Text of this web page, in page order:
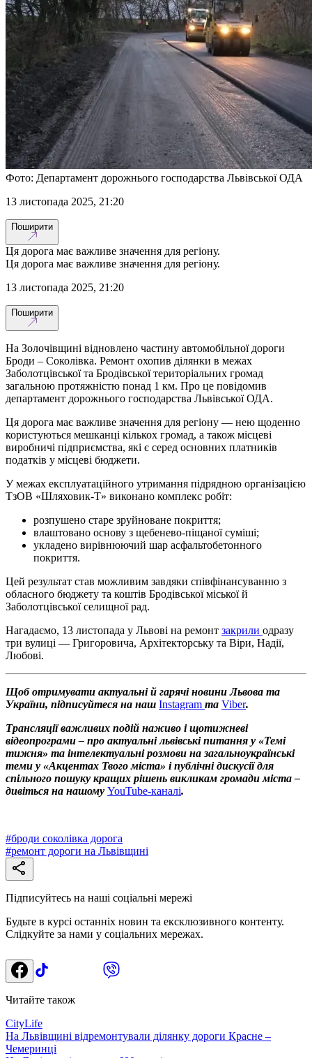
Фото: Департамент дорожнього господарства Львівської ОДА
13 листопада 2025, 21:20
Поширити
Ця дорога має важливе значення для регіону.
Ця дорога має важливе значення для регіону.
13 листопада 2025, 21:20
Поширити
На Золочівщині відновлено частину автомобільної дороги
Броди – Соколівка. Ремонт охопив ділянки в межах
Заболотцівської та Бродівської територіальних громад
загальною протяжністю понад 1 км. Про це повідомив
департамент дорожнього господарства Львівської ОДА.
Ця дорога має важливе значення для регіону — нею щоденно
користуються мешканці кількох громад, а також місцеві
виробничі підприємства, які є серед основних платників
податків у місцеві бюджети.
У межах експлуатаційного утримання підрядною організацією
ТзОВ «Шляховик-Т» виконано комплекс робіт:
розпушено старе зруйноване покриття;
влаштовано основу з щебенево-піщаної суміші;
укладено вирівнюючий шар асфальтобетонного
покриття.
Цей результат став можливим завдяки співфінансуванню з
обласного бюджету та коштів Бродівської міської й
Заболотцівської селищної рад.
Нагадаємо, 13 листопада у Львові на ремонт закрили одразу
три вулиці — Григоровича, Архітекторську та Віри, Надії,
Любові.
Щоб отримувати актуальні й гарячі новини Львова та
України, підписуйтеся на наш Instagram та Viber.
Трансляції важливих подій наживо і щотижневі
відеопрограми – про актуальні львівські питання у «Темі
тижня» та інтелектуальні розмови на загальноукраїнські
теми у «Акцентах Твого міста» і публічні дискусії для
спільного пошуку кращих рішень викликам громади міста –
дивіться на нашому YouTube-каналі.
#броди соколівка дорога
#ремонт дороги на Львівщині
Підписуйтесь на наші соціальні мережі
Будьте в курсі останніх новин та ексклюзивного контенту.
Слідкуйте за нами у соціальних мережах.
Читайте також
CityLife
На Львівщині відремонтували ділянку дороги Красне –
Чемеринці